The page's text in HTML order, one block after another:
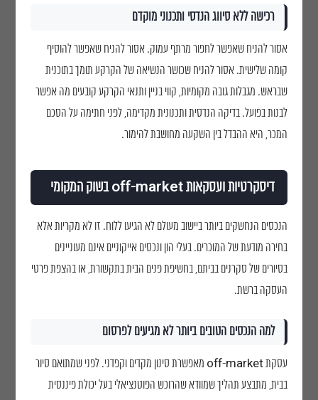
רכישה ללא סיווג הנדסי ותכנוני מוקדם
אסור להניח שאפשר לחפור מרתף עמוק. אסור להניח שאפשר להוסיף
קומה שלישית. אסור להניח שכושר הנשיאה של הקרקע תומך בתוכנית
שבראש. מגבלות גובה מקומיות, קווי בניין ותנאי הקרקע קובעים מה אפשר
לבנות בפועל. בדיקה הנדסית ותכנונית מקדימה, לפני חתימה על הסכם
המכר, היא ההבדל בין השקעה מחושבת להימור.
דיסקרטיות ועסקאות off-market בשוק המקומי
הנכסים הנחשקים ביותר ביישוב מעולם לא הגיעו ללוח. זו לא מקריות אלא
בחירה מודעת של המוכרים. בעלי הון ונכסים אייקוניים אינם מעוניינים
בסיורים של סקרנים בביתם, בחשיפת פנים הבית בתקשורת, או בהצפת פרטי
העסקה ברשת.
למה הנכסים הטובים ביותר לא מגיעים לפרסום
עסקת off-market מאפשרת סינון מקדים וקפדני. לפני שמתואם סיור
בבית, מתבצע תהליך שמוודא שהרוכש הפוטנציאלי בעל יכולת פיננסית